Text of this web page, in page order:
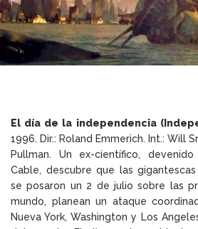
El día de la independencia
1996. Dir.: Roland Emmerich. Int.: Will
Pullman. Un ex-científico,
Cable, descubre que las
se posaron un 2 de julio sobre las
mundo, planean un ataque
Nueva York, Washington y Los